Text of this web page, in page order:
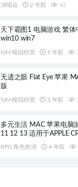
演唱会 2 年前 42
天下霸图1 电脑游戏 繁
win10 win7
SIM 模拟经营 5 年前
无遗之眼 Flat Eye 苹果
版
SIM 模拟经营 3 年前
多元生活 MAC 苹果电脑
11 12 13 适用于APPLE
RPG 角色扮演 4 年前